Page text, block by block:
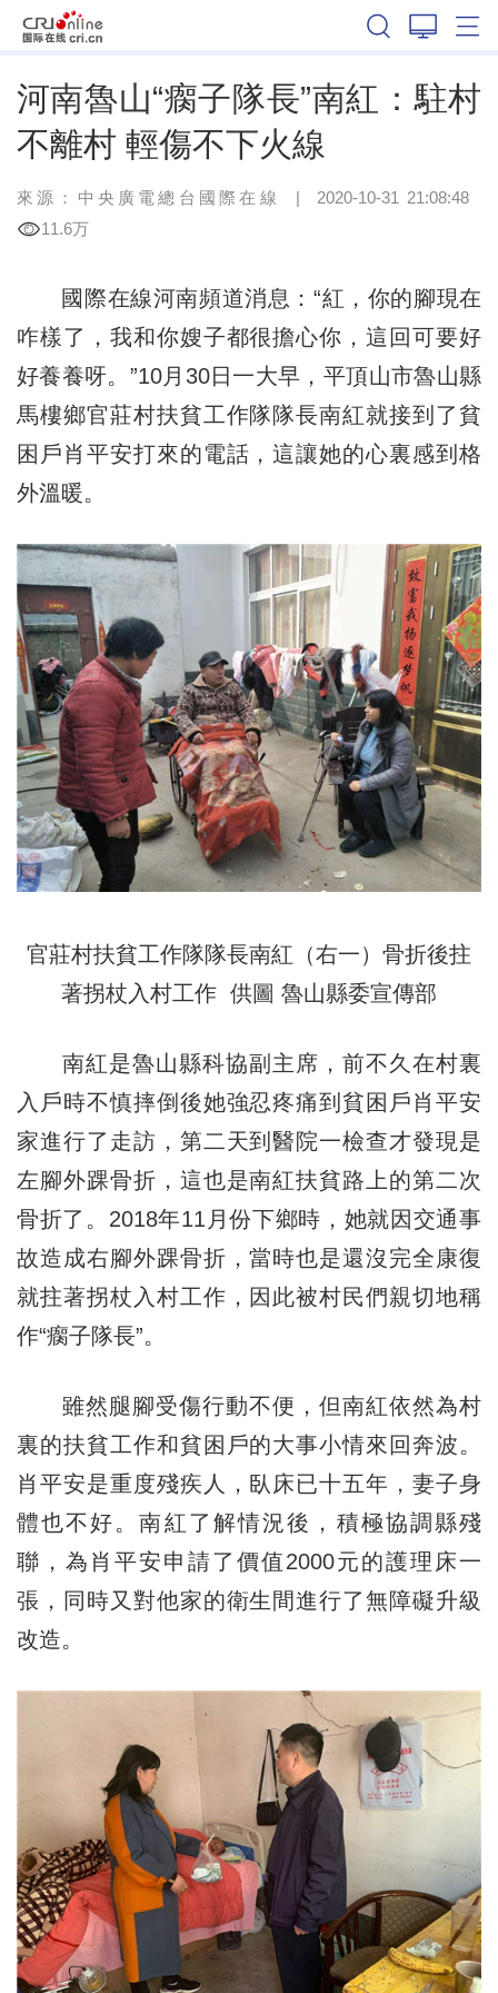
河南魯山“瘸子隊長”南紅：駐村
不離村 輕傷不下火線
來源： 中央廣電總台國際在線 | 2020-10-31 21:08:48
11.6万
國際在線河南頻道消息：“紅，你的腳現在
咋樣了，我和你嫂子都很擔心你，這回可要好
好養養呀。”10月30日一大早，平頂山市魯山縣
馬樓鄉官莊村扶貧工作隊隊長南紅就接到了貧
困戶肖平安打來的電話，這讓她的心裏感到格
外溫暖。
官莊村扶貧工作隊隊長南紅（右一）骨折後拄
著拐杖入村工作 供圖 魯山縣委宣傳部
南紅是魯山縣科協副主席，前不久在村裏
入戶時不慎摔倒後她強忍疼痛到貧困戶肖平安
家進行了走訪，第二天到醫院一檢查才發現是
左腳外踝骨折，這也是南紅扶貧路上的第二次
骨折了。2018年11月份下鄉時，她就因交通事
故造成右腳外踝骨折，當時也是還沒完全康復
就拄著拐杖入村工作，因此被村民們親切地稱
作“瘸子隊長”。
雖然腿腳受傷行動不便，但南紅依然為村
裏的扶貧工作和貧困戶的大事小情來回奔波。
肖平安是重度殘疾人，臥床已十五年，妻子身
體也不好。南紅了解情況後，積極協調縣殘
聯，為肖平安申請了價值2000元的護理床一
張，同時又對他家的衛生間進行了無障礙升級
改造。